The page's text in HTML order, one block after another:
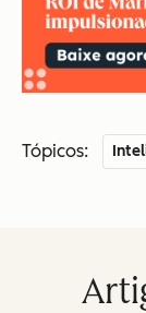
Tópicos: